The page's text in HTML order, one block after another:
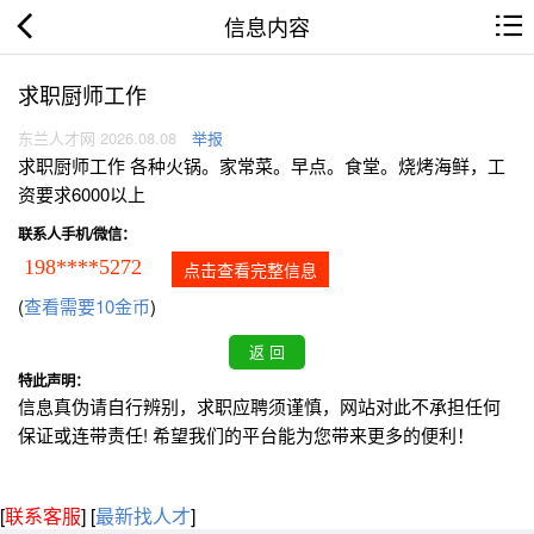
信息内容
求职厨师工作
东兰人才网 2026.08.08 举报
求职厨师工作 各种火锅。家常菜。早点。食堂。烧烤海鲜，工
资要求6000以上
联系人手机/微信：
198****5272 点击查看完整信息
(查看需要10金币)
特此声明：
信息真伪请自行辨别，求职应聘须谨慎，网站对此不承担任何
保证或连带责任! 希望我们的平台能为您带来更多的便利！
[联系客服] [最新找人才]